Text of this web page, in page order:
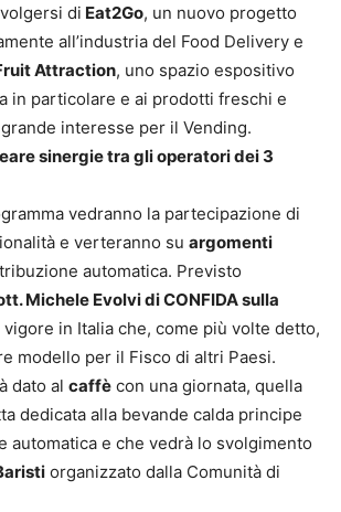
di Eat2Go, un nuovo progetto
all’industria del Food Delivery e
Attraction, uno spazio espositivo
in particolare e ai prodotti freschi e
interesse per il Vending.
sinergie tra gli operatori dei 3
vedranno la partecipazione di
e verteranno su argomenti
automatica. Previsto
Michele Evolvi di CONFIDA sulla
vigore in Italia che, come più volte detto,
modello per il Fisco di altri Paesi.
dato al caffè con una giornata, quella
dedicata alla bevande calda principe
automatica e che vedrà lo svolgimento
organizzato dalla Comunità di